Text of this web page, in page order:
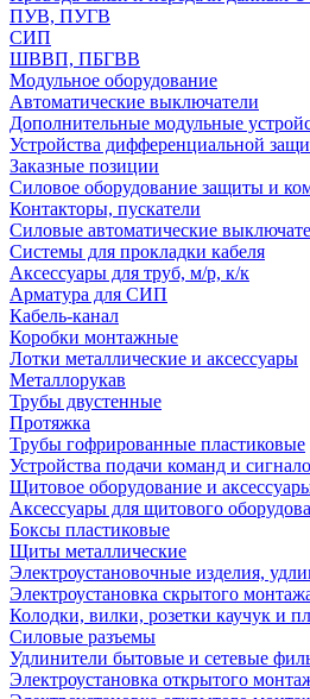
ПУВ, ПУГВ
СИП
ШВВП, ПБГВВ
Модульное оборудование
Автоматические выключатели
Дополнительные модульные
Устройства дифференциальной
Заказные позиции
Силовое оборудование защиты и
Контакторы, пускатели
Силовые автоматические
Системы для прокладки кабеля
Аксессуары для труб, м/р, к/к
Арматура для СИП
Кабель-канал
Коробки монтажные
Лотки металлические и аксессуары
Металлорукав
Трубы двустенные
Протяжка
Трубы гофрированные пластиковые
Устройства подачи команд и
Щитовое оборудование и
Аксессуары для щитового
Боксы пластиковые
Щиты металлические
Электроустановочные изделия,
Электроустановка скрытого
Колодки, вилки, розетки каучук и
Силовые разъемы
Удлинители бытовые и сетевые
Электроустановка открытого